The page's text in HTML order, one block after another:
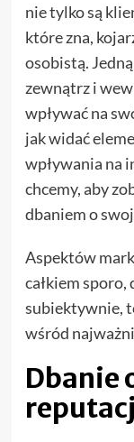
nie tylko są
które zna,
osobistą.
zewnątrz i
wpływać na
jak widać
wpływania na
chcemy, aby
dbaniem o
Aspektów
całkiem
subiektywnie,
wśród
Dbanie